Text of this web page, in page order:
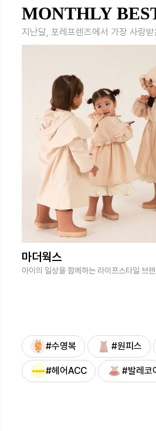
MONTHLY
지난달, 포레프렌즈에서 가장 사랑
마더웍스
아이의 일상을 함께하는 라이프스타일 브
#수영복 #원피스
#헤어ACC #발레코